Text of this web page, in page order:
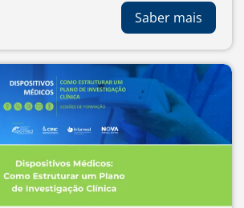
Saber mais